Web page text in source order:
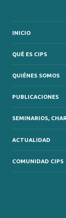
INICIO
QUÉ ES CIPS
QUIÉNES SOMOS
PUBLICACIONES
SEMINARIOS,
ACTUALIDAD
COMUNIDAD CIPS